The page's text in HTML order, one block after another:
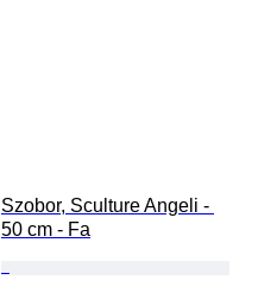
Szobor, Sculture Angeli -
50 cm - Fa